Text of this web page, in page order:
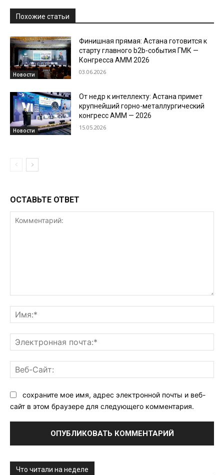
Похожие статьи
Новости
Финишная прямая: Астана готовится к
старту главного b2b-события ГМК —
Конгресса AMM 2026
03.06.2026
Новости
От недр к интеллекту: Астана примет
крупнейший горно-металлургический
конгресс AMM — 2026
15.05.2026
ОСТАВЬТЕ ОТВЕТ
сохраните мое имя, адрес электронной почты и веб-
сайт в этом браузере для следующего комментария.
Что читали на неделе